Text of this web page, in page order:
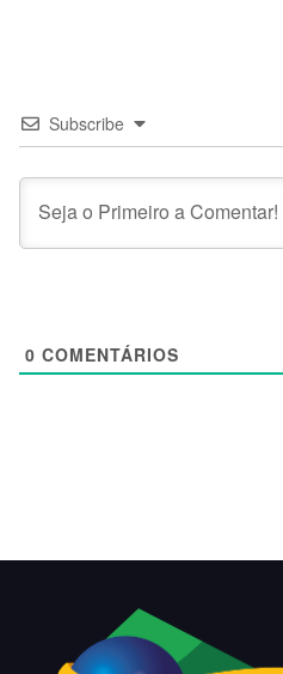
Subscribe
0 COMENTÁRIOS